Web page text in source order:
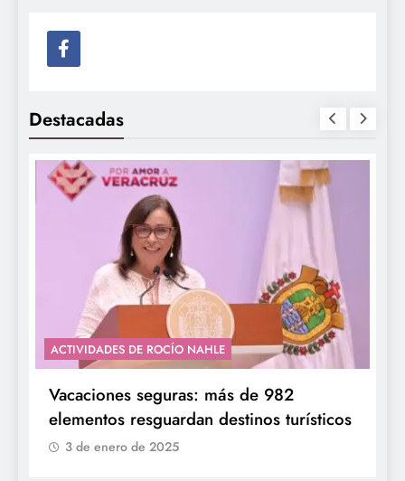
Destacadas
ACTIVIDADES DE ROCÍO NAHLE
Vacaciones seguras: más de 982
elementos resguardan destinos turísticos
3 de enero de 2025